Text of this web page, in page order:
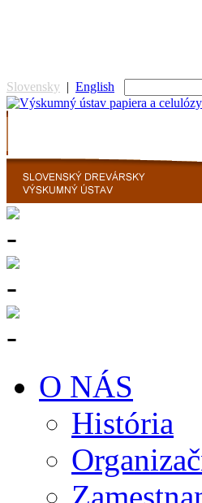
Slovensky | English
O NÁS
História